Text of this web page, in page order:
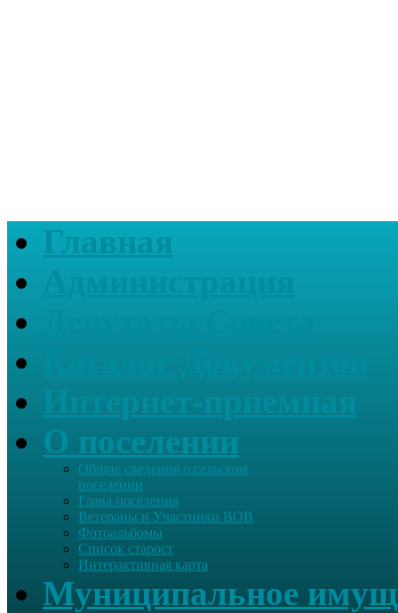
Главная
О поселении
Общие сведения о сельском
поселении
Глава поселения
Ветераны и Участники ВОВ
Фотоальбомы
Список старост
Интерактивная карта
Муниципальное